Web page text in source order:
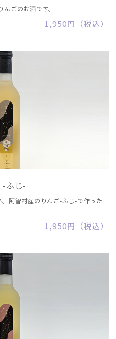
ごのお酒です。
1,950円（税込）
-ふじ-
阿智村産のりんご-ふじ-で作った
1,950円（税込）